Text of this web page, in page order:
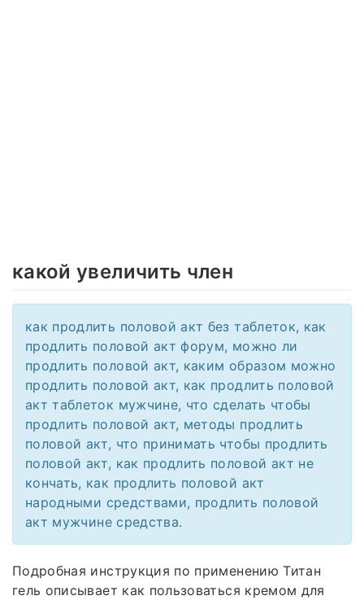
какой увеличить член
как продлить половой акт без таблеток, как
продлить половой акт форум, можно ли
продлить половой акт, каким образом можно
продлить половой акт, как продлить половой
акт таблеток мужчине, что сделать чтобы
продлить половой акт, методы продлить
половой акт, что принимать чтобы продлить
половой акт, как продлить половой акт не
кончать, как продлить половой акт
народными средствами, продлить половой
акт мужчине средства.
Подробная инструкция по применению Титан
гель описывает как пользоваться кремом для